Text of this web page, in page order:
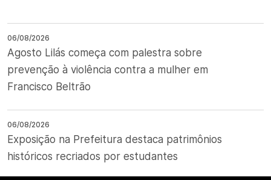
06/08/2026
Agosto Lilás começa com palestra sobre
prevenção à violência contra a mulher em
Francisco Beltrão
06/08/2026
Exposição na Prefeitura destaca patrimônios
históricos recriados por estudantes